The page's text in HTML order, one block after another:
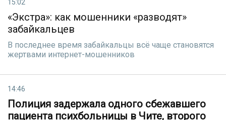
15:02
«Экстра»: как мошенники «разводят»
забайкальцев
В последнее время забайкальцы всё чаще становятся
жертвами интернет-мошенников
14:46
Полиция задержала одного сбежавшего
пациента психбольницы в Чите, второго